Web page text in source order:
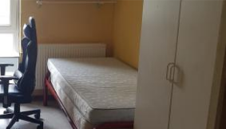
KV 420
louer dans communautaire de 7, quartier
du Biereau (théatre), Loungeatude,
et studieux . Châssis PVC double oscillo-
lointain. Présence d'un frigo privatif
la chambre. A louer disponible du 20...